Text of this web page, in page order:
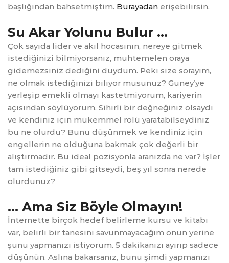
başlığından bahsetmiştim. Burayadan erişebilirsin.
Su Akar Yolunu Bulur …
Çok sayıda lider ve akıl hocasının, nereye gitmek
istediğinizi bilmiyorsanız, muhtemelen oraya
gidemezsiniz dediğini duydum. Peki size sorayım,
ne olmak istediğinizi biliyor musunuz? Güney’ye
yerleşip emekli olmayı kastetmiyorum, kariyerin
açısından söylüyorum. Sihirli bir değneğiniz olsaydı
ve kendiniz için mükemmel rolü yaratabilseydiniz
bu ne olurdu? Bunu düşünmek ve kendiniz için
engellerin ne olduğuna bakmak çok değerli bir
alıştırmadır. Bu ideal pozisyonla aranızda ne var? İşler
tam istediğiniz gibi gitseydi, beş yıl sonra nerede
olurdunuz?
… Ama Siz Böyle Olmayın!
İnternette birçok hedef belirleme kursu ve kitabı
var, belirli bir tanesini savunmayacağım onun yerine
şunu yapmanızı istiyorum. 5 dakikanızı ayırıp sadece
düşünün. Aslına bakarsanız, bunu şimdi yapmanızı